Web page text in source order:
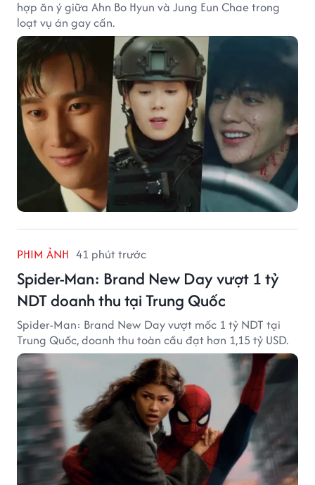
hợp ăn ý giữa Ahn Bo Hyun và Jung Eun Chae trong
loạt vụ án gay cấn.
PHIM ẢNH 41 phút trước
Spider-Man: Brand New Day vượt 1 tỷ
NDT doanh thu tại Trung Quốc
Spider-Man: Brand New Day vượt mốc 1 tỷ NDT tại
Trung Quốc, doanh thu toàn cầu đạt hơn 1,15 tỷ USD.